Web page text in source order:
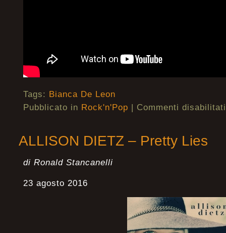
Tags: Bianca De Leon
Pubblicato in Rock'n'Pop | Commenti disabilitati
ALLISON DIETZ – Pretty Lies
di Ronald Stancanelli
23 agosto 2016